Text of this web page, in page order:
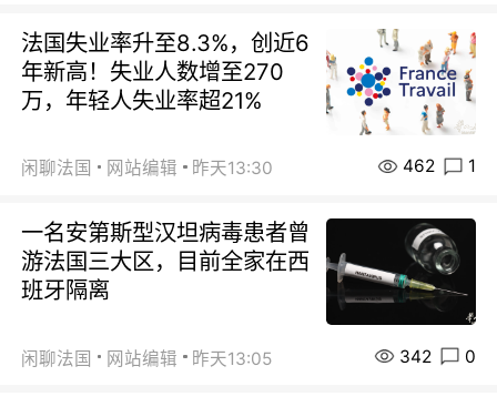
法国失业率升至8.3%，创近6
年新高！失业人数增至270
万，年轻人失业率超21%
闲聊法国 网站编辑 昨天13:30 462 1
一名安第斯型汉坦病毒患者曾
游法国三大区，目前全家在西
班牙隔离
闲聊法国 网站编辑 昨天13:05 342 0